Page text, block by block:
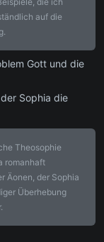
auf die
Gott und die
Sophia die
Theosophie
romanhaft
Äonen, der Sophia
Überhebung